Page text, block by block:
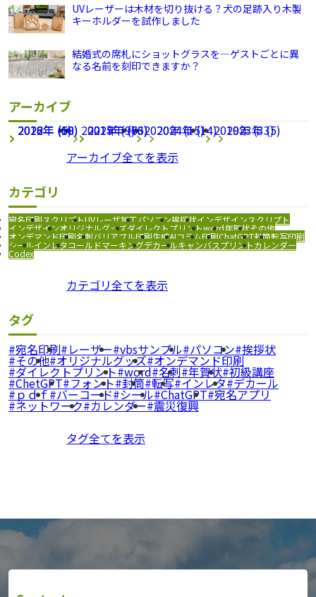
UVレーザーは木材を切り抜ける？犬の足跡入り木製
キーホルダーを試作しました
結婚式の席札にショットグラスを―ゲストごとに異
なる名前を刻印できますか？
アーカイブ
2026年 (68) 2025年 (63) 2024年 (14) 2023年 (5)
2022年 (1) 2021年 (9) 2020年 (15) 2019年 (33)
2018年 (50) 2017年 (76)
アーカイブ全てを表示
カテゴリ
宛名印刷スクリプトUVレーザ加工パソコン挨拶状インデザインスクリプト
インデザインオリジナルグッズダイレクトプリントword年賀状その他
オンデマンド印刷名刺バリアブル印刷生成AIコラム印刷ChatGPT封筒転写印刷
シールインレタコールドマーキングデカールキャンバスプリントカレンダー
Codex
カテゴリ全てを表示
タグ
宛名印刷 レーザー vbsサンプル パソコン 挨拶状
その他 オリジナルグッズ オンデマンド印刷
ダイレクトプリント word 名刺 年賀状 初級講座
ChetGPT フォント 封筒 転写 インレタ デカール
ｐｄｆ バーコード シール ChatGPT 宛名アプリ
ネットワーク カレンダー 震災復興
タグ全てを表示